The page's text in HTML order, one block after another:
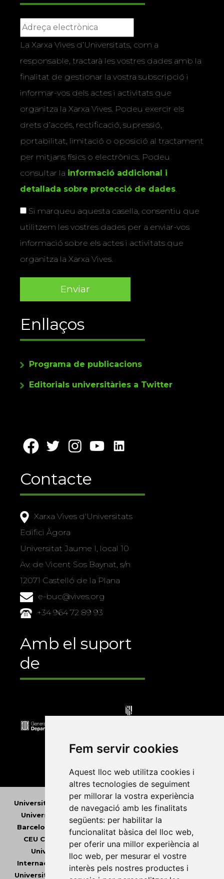
Fem servir cookies
Aquest lloc web utilitza cookies i
altres tecnologies de seguiment
per millorar la vostra experiència
de navegació amb les finalitats
següents: per habilitar la
funcionalitat bàsica del lloc web,
per oferir una millor experiència al
lloc web, per mesurar el vostre
interès pels nostres productes i
La Xarxa Vives d’Universitats, com a
responsable, tractarà les vostres dades amb la
finalitat de gestionar la vostra subscripció i
informar-vos dels actes i activitats que
organitza la Xarxa Vives. Podeu exercir els
drets d’accés, rectificació, supressió,
portabilitat, limitació o oposició al tractament
per mitjans físics o electrònics. Podeu
consultar la informació addicional i
detallada sobre protecció de dades.
Si marqueu aquesta casella, consentiu que
utilitzem les vostres dades per a enviar-vos
informació sobre els actes i activitats que
organitza la Xarxa Vives.
Enllaços
Programa de publicacions
Editorials universitàries a Twitter
Contacte
Xarxa Vives d'Universitats
Edifici Àgora
Universitat Jaume I, local 10
Av. de Vicent Sos Baynat, s/n
12071 Castelló de la Plana
e-buc@vives.org
+34 964 72 89 93
Amb el suport
de
Universitat Abat Oliba CEU • Universitat d'Alacant
Universitat d'Andorra •
Barcelona
Universitat de Barcelona
CEU Cardenal Herrera
Universitat de Girona •
Universitat de les Illes Balears
Universitat
Internacional de Catalunya
Universitat de Lleida
• Universitat Miguel Hernández